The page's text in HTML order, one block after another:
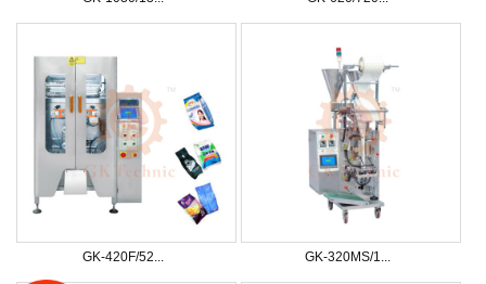
GK-420F/52... GK-320MS/1...